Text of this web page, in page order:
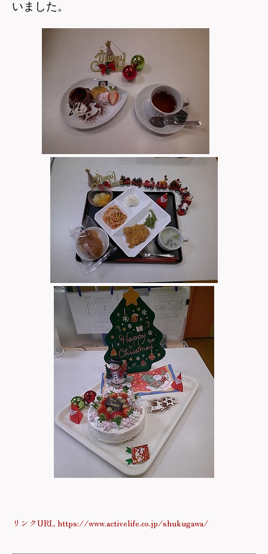
いました。
リンクURL https://www.activelife.co.jp/shukugawa/